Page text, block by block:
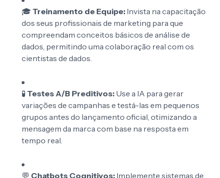
🎓 Treinamento de Equipe: Invista na capacitação
dos seus profissionais de marketing para que
compreendam conceitos básicos de análise de
dados, permitindo uma colaboração real com os
cientistas de dados.
🧪 Testes A/B Preditivos: Use a IA para gerar
variações de campanhas e testá-las em pequenos
grupos antes do lançamento oficial, otimizando a
mensagem da marca com base na resposta em
tempo real.
💬 Chatbots Cognitivos: Implemente sistemas de